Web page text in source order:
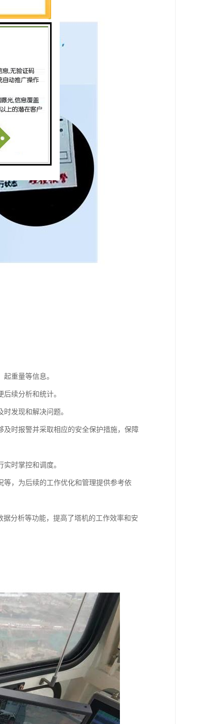
重量等信息。
续分析和统计。
发现和解决问题。
时报警并采取相应的安全保护措施，保障
时掌控和调度。
，为后续的工作优化和管理提供参考依
分析等功能，提高了塔机的工作效率和安